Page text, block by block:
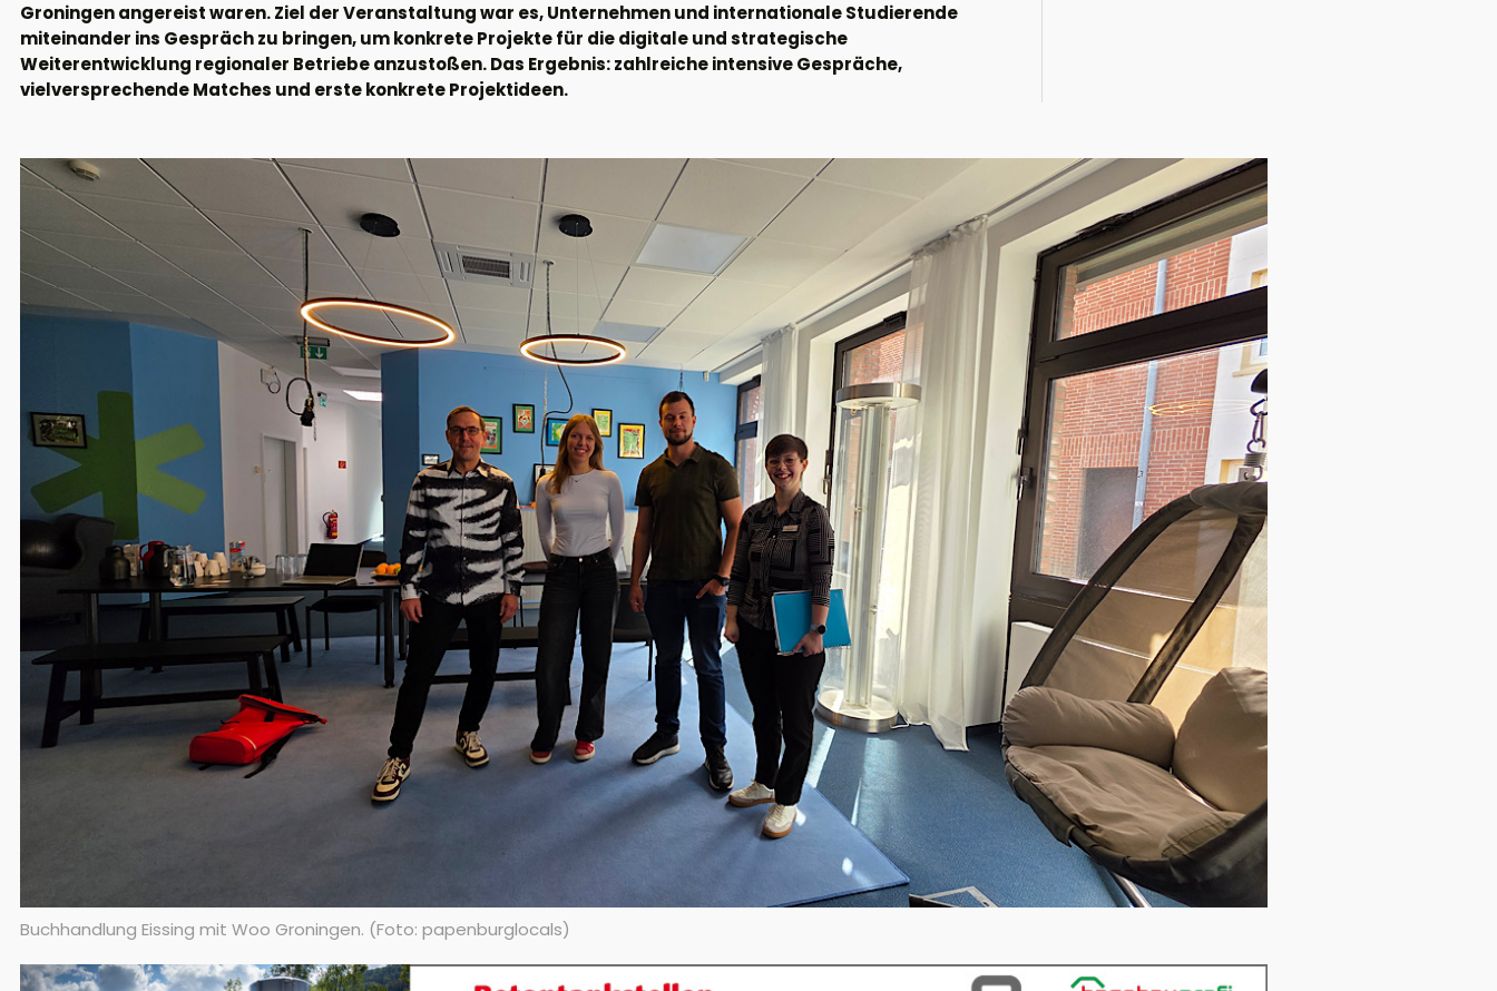
Groningen angereist waren. Ziel der Veranstaltung war es, Unternehmen und internationale Studierende
miteinander ins Gespräch zu bringen, um konkrete Projekte für die digitale und strategische
Weiterentwicklung regionaler Betriebe anzustoßen. Das Ergebnis: zahlreiche intensive Gespräche,
vielversprechende Matches und erste konkrete Projektideen.
Buchhandlung Eissing mit Woo Groningen. (Foto: papenburglocals)